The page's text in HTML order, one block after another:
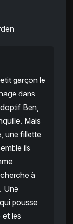
garçon le
dans
Ben,
Mais
une fillette
ils
à
Une
pousse
et les